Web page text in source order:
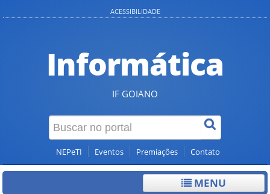
ACESSIBILIDADE
Informática
IF GOIANO
NEPeTI Eventos Premiações Contato
MENU